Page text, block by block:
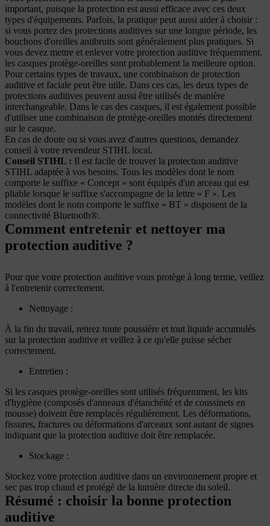
important, puisque la protection est aussi efficace avec ces deux
types d'équipements. Parfois, la pratique peut aussi aider à choisir :
si vous portez des protections auditives sur une longue période, les
bouchons d'oreilles antibruits sont généralement plus pratiques. Si
vous devez mettre et enlever votre protection auditive fréquemment,
les casques protège-oreilles sont probablement la meilleure option.
Pour certains types de travaux, une combinaison de protection
auditive et faciale peut être utile. Dans ces cas, les deux types de
protections auditives peuvent aussi être utilisés de manière
interchangeable. Dans le cas des casques, il est également possible
d'utiliser une combinaison de protège-oreilles montés directement
sur le casque.
En cas de doute ou si vous avez d'autres questions, demandez
conseil à votre revendeur STIHL local.
Conseil STIHL : Il est facile de trouver la protection auditive
STIHL adaptée à vos besoins. Tous les modèles dont le nom
comporte le suffixe « Concept » sont équipés d'un arceau qui est
pliable lorsque le suffixe s'accompagne de la lettre « F ». Les
modèles dont le nom comporte le suffixe « BT » disposent de la
connectivité Bluetooth®.
Comment entretenir et nettoyer ma
protection auditive ?
Pour que votre protection auditive vous protège à long terme, veillez
à l'entretenir correctement.
Nettoyage :
À la fin du travail, retirez toute poussière et tout liquide accumulés
sur la protection auditive et veillez à ce qu'elle puisse sécher
correctement.
Entretien :
Si les casques protège-oreilles sont utilisés fréquemment, les kits
d'hygiène (composés d'anneaux d'étanchéité et de coussinets en
mousse) doivent être remplacés régulièrement. Les déformations,
fissures, fractures ou déformations d'arceaux sont autant de signes
indiquant que la protection auditive doit être remplacée.
Stockage :
Stockez votre protection auditive dans un environnement propre et
sec pas trop chaud et protégé de la lumière directe du soleil.
Résumé : choisir la bonne protection
auditive